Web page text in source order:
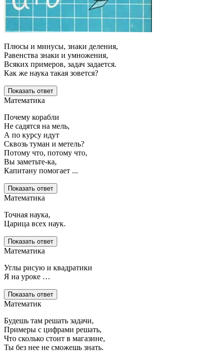
Плюсы и минусы, знаки деления,
Равенства знаки и умножения,
Всяких примеров, задач задается.
Как же наука такая зовется?
Показать ответ
Математика
Почему корабли
Не садятся на мель,
А по курсу идут
Сквозь туман и метель?
Потому что, потому что,
Вы заметьте-ка,
Капитану помогает ...
Показать ответ
Математика
Точная наука,
Царица всех наук.
Показать ответ
Математика
Углы рисую и квадратики
Я на уроке …
Показать ответ
Математик
Будешь там решать задачи,
Примеры с цифрами решать,
Что сколько стоит в магазине,
Ты без нее не сможешь знать.